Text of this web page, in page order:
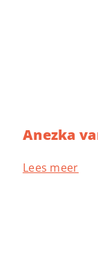
Anezka
Lees meer